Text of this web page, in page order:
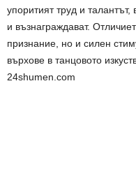
упоритият труд и талантът,
и възнаграждават.
признание, но и силен
върхове в танцовото
24shumen.com